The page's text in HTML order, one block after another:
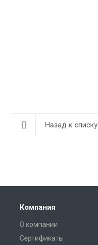
Назад к списку
Компания
О компании
Сертификаты